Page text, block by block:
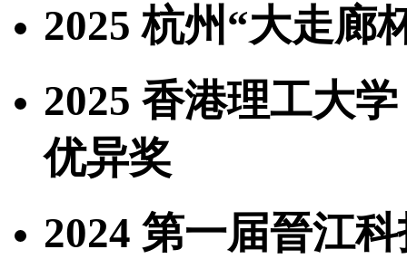
2025 杭州“大走廊
2025 香港理工大
优异奖
2024 第一届晉江